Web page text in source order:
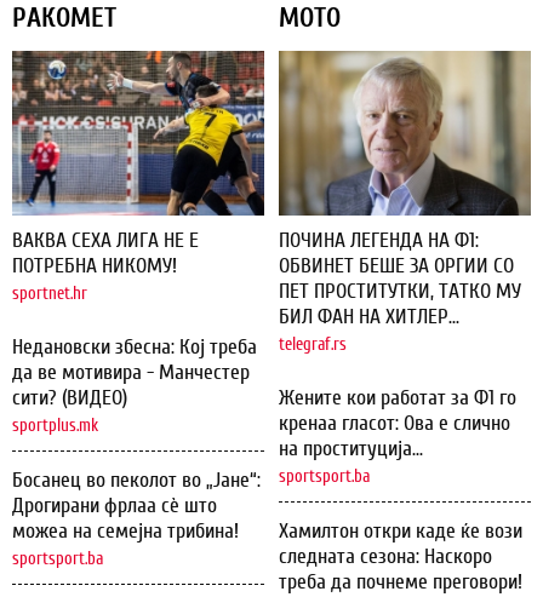
РАКОМЕТ
ВАКВА СЕХА ЛИГА НЕ Е
ПОТРЕБНА НИКОМУ!
sportnet.hr
Недановски збесна: Кој треба
да ве мотивира - Манчестер
сити? (ВИДЕО)
sportplus.mk
Босанец во пеколот во „Јане“:
Дрогирани фрлаа сѐ што
можеа на семејна трибина!
sportsport.ba
МОТО
ПОЧИНА ЛЕГЕНДА НА Ф1:
ОБВИНЕТ БЕШЕ ЗА ОРГИИ СО
ПЕТ ПРОСТИТУТКИ, ТАТКО МУ
БИЛ ФАН НА ХИТЛЕР...
telegraf.rs
Жените кои работат за Ф1 го
кренаа гласот: Ова е слично
на проституција...
sportsport.ba
Хамилтон откри каде ќе вози
следната сезона: Наскоро
треба да почнеме преговори!